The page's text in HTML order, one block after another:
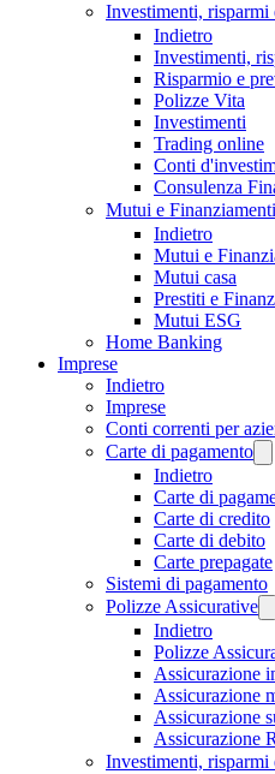
Investimenti, risparmi
Indietro
Investimenti,
Risparmio e
Polizze Vita
Investimenti
Trading online
Conti
Consulenza
Mutui e Finanziamenti
Indietro
Mutui e
Mutui casa
Prestiti e
Mutui ESG
Home Banking
Imprese
Indietro
Imprese
Conti correnti per
Carte di pagamento
Indietro
Carte di
Carte di credito
Carte di debito
Carte prepagate
Sistemi di pagamento
Polizze Assicurative
Indietro
Polizze
Assicurazione
Assicurazione
Assicurazione
Assicurazione
Investimenti, risparmi